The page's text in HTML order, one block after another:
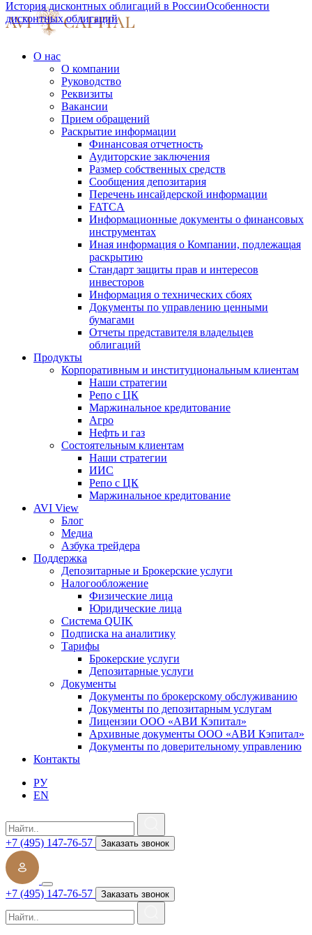
О нас
О компании
Руководство
Реквизиты
Вакансии
Прием обращений
Раскрытие информации
Финансовая отчетность
Аудиторские заключения
Размер собственных средств
Сообщения депозитария
Перечень инсайдерской информации
FATCA
Информационные документы о финансовых
инструментах
Иная информация о Компании, подлежащая
раскрытию
Стандарт защиты прав и интересов
инвесторов
Информация о технических сбоях
Документы по управлению ценными
бумагами
Отчеты представителя владельцев
облигаций
Продукты
Корпоративным и институциональным клиентам
Наши стратегии
Репо с ЦК
Маржинальное кредитование
Агро
Нефть и газ
Состоятельным клиентам
Наши стратегии
ИИС
Репо с ЦК
Маржинальное кредитование
AVI View
Блог
Медиа
Азбука трейдера
Поддержка
Депозитарные и Брокерские услуги
Налогообложение
Физические лица
Юридические лица
Система QUIK
Подписка на аналитику
Тарифы
Брокерские услуги
Депозитарные услуги
Документы
Документы по брокерскому обслуживанию
Документы по депозитарным услугам
Лицензии ООО «АВИ Кэпитал»
Архивные документы ООО «АВИ Кэпитал»
Документы по доверительному управлению
Контакты
РУ
EN
+7 (495) 147-76-57 Заказать звонок
+7 (495) 147-76-57 Заказать звонок
История дисконтных облигаций в РоссииОсобенности
дисконтных облигаций